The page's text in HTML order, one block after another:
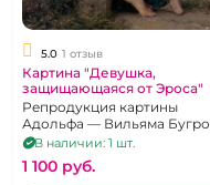
5.0 1 отзыв
Картина "Девушка,
защищающаяся от Эроса"
Репродукция картины
Адольфа — Вильяма Бугро
В наличии: 1 шт.
1 100 pуб.